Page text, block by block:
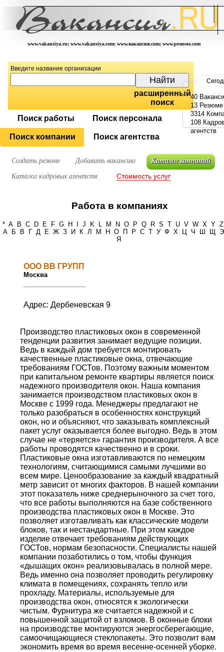
www.vakansiya.ru; www.vakansiya.com; www.вакансия.com; www.резюме.com
Введите название организации
расширенный
поиск
Поиск работы
Поиск персонала
Поиск компании Поиск агентства
40
13 Резюме
3314
108
агентств
Создать резюме Добавить вакансию Каталог компаний
Каталог кадровых агентств Стоимость услуг
Работа в компаниях
* A B C D E F G H J K L M N O P Q R S T U V W X Y Z
А
Б В Г Д Е Ж З И К Л М Н О П Р С Т У Ф Х Ц Ч Ш Щ
Э
Я
ООО ВВ ГРУПП
Москва
Адрес: Дербеневская 9
Производство пластиковых окон в современной
тенденции развития занимает ведущие позиции.
Ведь в каждый дом требуется монтировать
качественные пластиковые окна, отвечающие
требованиям ГОСТов. Поэтому важным моментом
при капитальном ремонте квартиры является поиск
надежного производителя окон. Наша компания
занимается производством пластиковых окон в
Москве c 1999 года. Менеджеры предлагают не
только разобраться в особенностях конструкций
окон, но и объясняют, что заказывать комплексный
пакет услуг оказывается более выгодно. Ведь в этом
случае не «теряется» гарантия производителя. А все
работы проводятся качественно и в сроки.
Пластиковые окна изготавливаются по немецким
технологиям, считающимися самыми лучшими во
всем мире. Ценообразование за каждый квадратный
метр зависит от многих факторов. В нашей компании
этот показатель ниже среднерыночного за счет того,
что все работы выполняются на базе собственного
производства пластиковых окон в Москве. Это
позволяет изготавливать как классические модели
блоков, так и нестандартные. При этом каждое
изделие отвечает требованиям действующих
ГОСТов, нормам безопасности. Специалисты нашей
компании позаботились о том, чтобы функция
«дышащих окон» реализовывалась в полной мере.
Ведь именно она позволяет проводить регулировку
климата в помещениях, сохранять тепло или
прохладу. Материалы, используемые для
производства окон, относятся к экологически
чистым. Фурнитура же считается надежной и с
повышенной защитой от взломов. В оконные блоки
на производстве монтируются энергосберегающие,
самоочищающиеся стеклопакеты. Это позволит вам
экономить время во время весенне-осенней уборке.